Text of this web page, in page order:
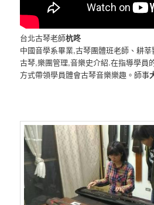
台北古琴老師杭咚
中國音學系畢業,古琴團體班老師、耕
古琴,樂團管理,音樂史介紹.在指導學員
方式帶領學員體會古琴音樂樂趣。師事